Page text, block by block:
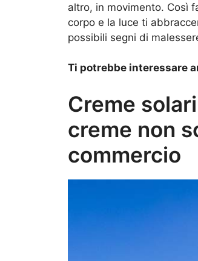
altro, in movimento. Così
corpo e la luce ti
possibili segni di
Ti potrebbe interessare
Creme
creme non
commercio